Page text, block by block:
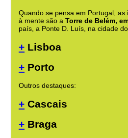
Quando se pensa em Portugal, as
à mente são a Torre de Belém,
país, a Ponte D. Luís, na cidade do
+ Lisboa
+ Porto
Outros destaques:
+ Cascais
+ Braga